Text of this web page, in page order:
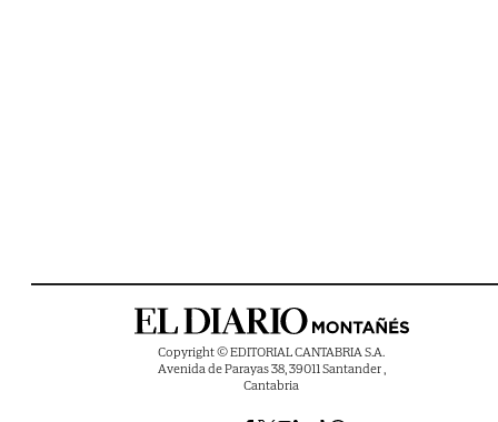
Copyright © EDITORIAL CANTABRIA S.A.
Avenida de Parayas 38, 39011 Santander ,
Cantabria